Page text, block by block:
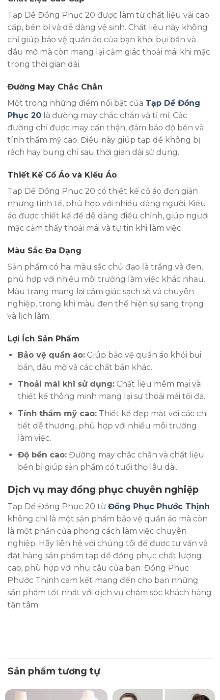
Tạp Dề Đồng Phục 20 được làm từ chất liệu vải cao
cấp, bền bỉ và dễ dàng vệ sinh. Chất liệu này không
chỉ giúp bảo vệ quần áo của bạn khỏi bụi bẩn và
dầu mỡ mà còn mang lại cảm giác thoải mái khi mặc
trong thời gian dài.
Đường May Chắc Chắn
Một trong những điểm nổi bật của Tạp Dề Đồng
Phục 20 là đường may chắc chắn và tỉ mỉ. Các
đường chỉ được may cẩn thận, đảm bảo độ bền và
tính thẩm mỹ cao. Điều này giúp tạp dề không bị
rách hay bung chỉ sau thời gian dài sử dụng.
Thiết Kế Cổ Áo và Kiểu Áo
Tạp Dề Đồng Phục 20 có thiết kế cổ áo đơn giản
nhưng tinh tế, phù hợp với nhiều dáng người. Kiểu
áo được thiết kế để dễ dàng điều chỉnh, giúp người
mặc cảm thấy thoải mái và tự tin khi làm việc.
Màu Sắc Đa Dạng
Sản phẩm có hai màu sắc chủ đạo là trắng và đen,
phù hợp với nhiều môi trường làm việc khác nhau.
Màu trắng mang lại cảm giác sạch sẽ và chuyên
nghiệp, trong khi màu đen thể hiện sự sang trọng
và lịch lãm.
Lợi Ích Sản Phẩm
Bảo vệ quần áo:Giúp bảo vệ quần áo khỏi bụi
bẩn, dầu mỡ và các chất bẩn khác.
Thoải mái khi sử dụng:Chất liệu mềm mại và
thiết kế thông minh mang lại sự thoải mái tối đa.
Tính thẩm mỹ cao:Thiết kế đẹp mắt với các chi
tiết dễ thương, phù hợp với nhiều môi trường
làm việc.
Độ bền cao:Đường may chắc chắn và chất liệu
bền bỉ giúp sản phẩm có tuổi thọ lâu dài.
Dịch vụ may đồng phục chuyên nghiệp
Tạp Dề Đồng Phục 20 từ Đồng Phục Phước Thịnh
không chỉ là một sản phẩm bảo vệ quần áo mà còn
là một phần của phong cách làm việc chuyên
nghiệp. Hãy liên hệ với chúng tôi để được tư vấn và
đặt hàng sản phẩm tạp dề đồng phục chất lượng
cao, phù hợp với nhu cầu của bạn. Đồng Phục
Phước Thịnh cam kết mang đến cho bạn những
sản phẩm tốt nhất với dịch vụ chăm sóc khách hàng
tận tâm.
Sản phẩm tương tự